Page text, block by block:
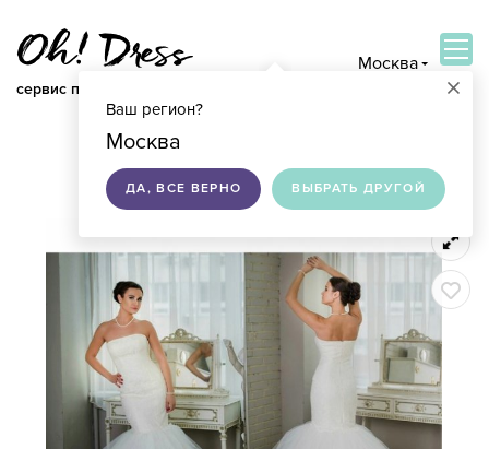
сервис по подбору свадебных платьев
Москва
×
Ваш регион?
Москва
ДА, ВСЕ ВЕРНО ВЫБРАТЬ ДРУГОЙ